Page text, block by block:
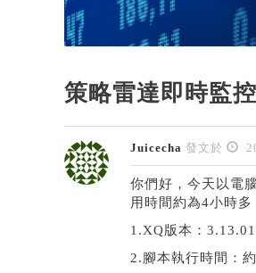
策略雷達即時監
Juicecha 發文於
你們好，今天以電
用時間約為4小時多
1.XQ版本：
2.腳本執行時間：